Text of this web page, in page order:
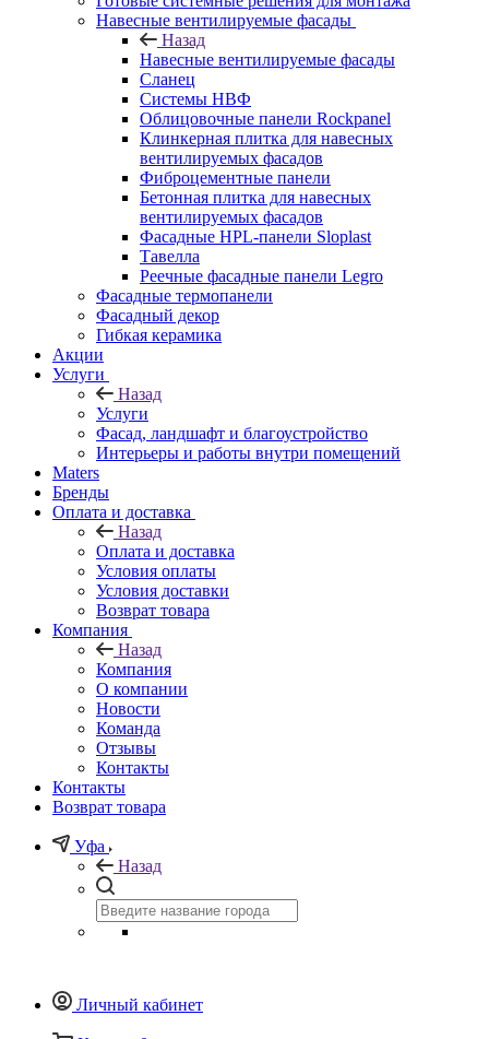
Навесные вентилируемые фасады
Назад
Навесные вентилируемые фасады
Сланец
Системы НВФ
Облицовочные панели Rockpanel
Клинкерная плитка для навесных
вентилируемых фасадов
Фиброцементные панели
Бетонная плитка для навесных
вентилируемых фасадов
Фасадные HPL-панели Sloplast
Тавелла
Реечные фасадные панели Legro
Фасадные термопанели
Фасадный декор
Гибкая керамика
Акции
Услуги
Назад
Услуги
Фасад, ландшафт и благоустройство
Интерьеры и работы внутри помещений
Maters
Бренды
Оплата и доставка
Назад
Оплата и доставка
Условия оплаты
Условия доставки
Возврат товара
Компания
Назад
Компания
О компании
Новости
Команда
Отзывы
Контакты
Контакты
Возврат товара
Уфа
Назад
Личный кабинет